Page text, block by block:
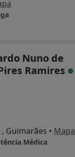
Nuno de
Ramires
Guimarães • Mapa
Médica